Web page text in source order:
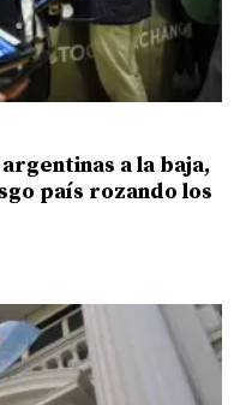
a la baja,
país rozando los